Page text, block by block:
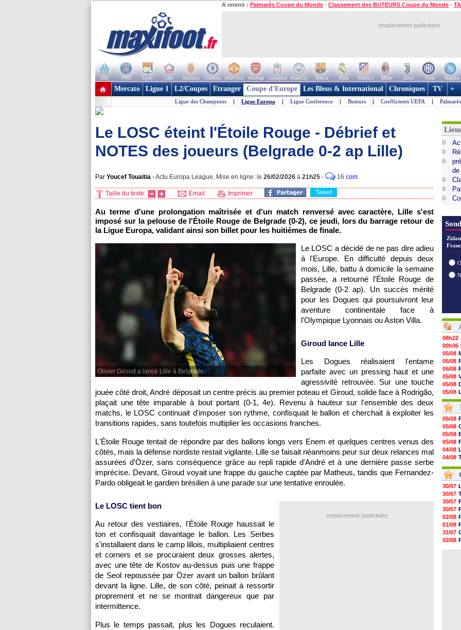
A retenir : Palmarès Coupe du Monde - Classement des BUTEURS Coupe du Monde -
emplacement publicitaire
OM PSG Lyon Lille Monaco Chelsea Man Utd Arsenal Liverpool ManCity Barca Real Atletico Milan Juve Inter Naples
+ de clubs
Mercato Ligue 1 L2/Coupes Etranger Coupe d'Europe Les Bleus & International Chroniques TV +
Ligue des Champions | Ligue Europa | Ligue Conference | Buteurs | Coefficients UEFA |
Le LOSC éteint l'Étoile Rouge - Débrief et
NOTES des joueurs (Belgrade 0-2 ap Lille)
Par Youcef Touaitia -Actu Europa League, Mise en ligne: le 26/02/2026 à 21h25 - 16 com.
Taille du texte: Email Imprimer Tweet
Au terme d'une prolongation maîtrisée et d'un match renversé avec caractère, Lille s'est
imposé sur la pelouse de l'Étoile Rouge de Belgrade (0-2), ce jeudi, lors du barrage retour de
la Ligue Europa, validant ainsi son billet pour les huitièmes de finale.
Olivier Giroud a lancé Lille à Belgrade.
Le LOSC a décidé de ne pas dire adieu
à l'Europe. En difficulté depuis deux
mois, Lille, battu à domicile la semaine
passée, a retourné l'Étoile Rouge de
Belgrade (0-2 ap). Un succès mérité
pour les Dogues qui poursuivront leur
aventure continentale face à
l'Olympique Lyonnais ou Aston Villa.
Giroud lance Lille
Les Dogues réalisaient l'entame
parfaite avec un pressing haut et une
agressivité retrouvée. Sur une touche
jouée côté droit, André déposait un centre précis au premier poteau et Giroud, solide face à Rodrigão,
plaçait une tête imparable à bout portant (0-1, 4e). Revenu à hauteur sur l'ensemble des deux
matchs, le LOSC continuait d'imposer son rythme, confisquait le ballon et cherchait à exploiter les
transitions rapides, sans toutefois multiplier les occasions franches.
L'Étoile Rouge tentait de répondre par des ballons longs vers Enem et quelques centres venus des
côtés, mais la défense nordiste restait vigilante. Lille se faisait néanmoins peur sur deux relances mal
assurées d'Özer, sans conséquence grâce au repli rapide d'André et à une dernière passe serbe
imprécise. Devant, Giroud voyait une frappe du gauche captée par Matheus, tandis que Fernandez-
Pardo obligeait le gardien brésilien à une parade sur une tentative enroulée.
emplacement publicitaire
Le LOSC tient bon
Au retour des vestiaires, l'Étoile Rouge haussait le
ton et confisquait davantage le ballon. Les Serbes
s'installaient dans le camp lillois, multipliaient centres
et corners et se procuraient deux grosses alertes,
avec une tête de Kostov au-dessus puis une frappe
de Seol repoussée par Özer avant un ballon brûlant
devant la ligne. Lille, de son côté, peinait à ressortir
proprement et ne se montrait dangereux que par
intermittence.
Plus le temps passait, plus les Dogues reculaient.
de
08h22
00h06
05/08
05/08
05/08
05/08
05/08
05/08
05/08
05/08
05/08
05/08
05/08
05/08
05/08
05/08
05/08
05/08
05/08
05/08
05/08
05/08
05/08
05/08
05/08
05/08
05/08
05/08
04/08
04/08
04/08
30/07
30/07
30/07
30/07
02/08
01/08
31/07
02/08